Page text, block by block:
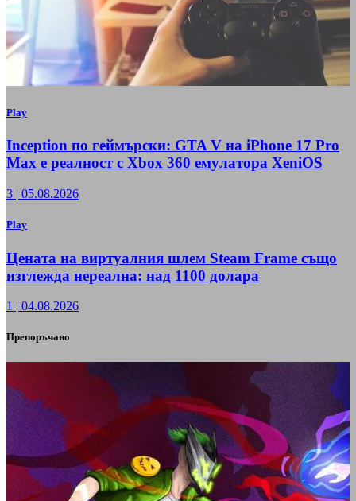
Play
Inception по геймърски: GTA V на iPhone 17 Pro
Max е реалност с Xbox 360 емулатора XeniOS
3 | 05.08.2026
Play
Цената на виртуалния шлем Steam Frame също
изглежда нереална: над 1100 долара
1 | 04.08.2026
Препоръчано